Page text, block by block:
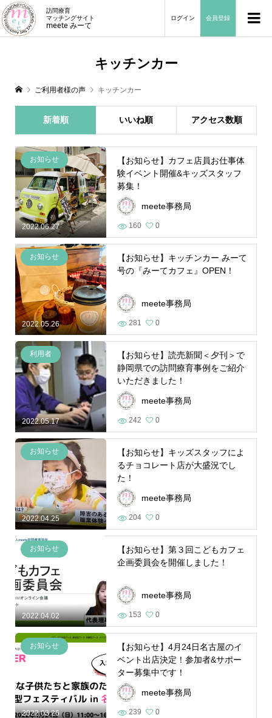
訪問療育
マッチングサイト
meete みーて
ログイン 会員登録
キッチンカー
ご利用者様の声 キッチンカー
新着順 いいね順 アクセス数順
2022.06.27
お知らせ
【お知らせ】カフェ店員お仕事体
験イベント開催&キッズスタッフ
募集！
meete事務局
160 0
2022.05.26
お知らせ
【お知らせ】キッチンカー みーて
号の『みーてカフェ』OPEN！
meete事務局
281 0
2022.05.17
利用者
【お知らせ】読売新聞＜夕刊＞で
静岡県での訪問療育事例をご紹介
いただきました！
meete事務局
242 0
2022.04.25
お知らせ
【お知らせ】キッズスタッフによ
るチョコレート店が大盛況でし
た！
meete事務局
204 0
2022.04.02
お知らせ
【お知らせ】第３回こどもカフェ
企画委員会を開催しました！
meete事務局
153 0
2022.03.26
お知らせ
【お知らせ】4月24日名古屋のイ
ベント出店決定！参加者&サポー
ター募集中です！
meete事務局
239 0